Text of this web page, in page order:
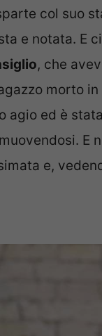
col suo
e notata. E
, che
morto
agio ed è
E
e,